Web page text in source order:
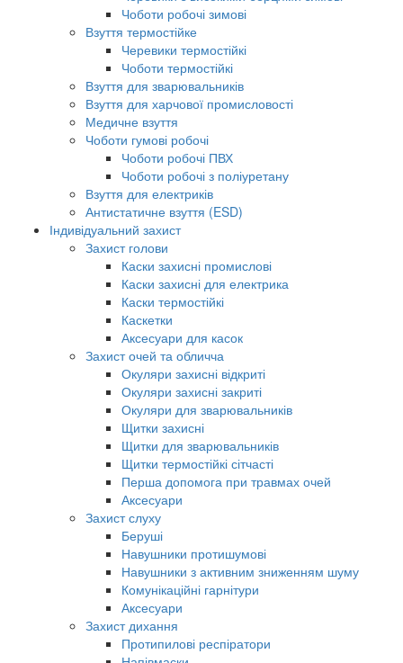
Чоботи робочі зимові
Взуття термостійке
Черевики термостійкі
Чоботи термостійкі
Взуття для зварювальників
Взуття для харчової промисловості
Медичне взуття
Чоботи гумові робочі
Чоботи робочі ПВХ
Чоботи робочі з поліуретану
Взуття для електриків
Антистатичне взуття (ESD)
Індивідуальний захист
Захист голови
Каски захисні промислові
Каски захисні для електрика
Каски термостійкі
Каскетки
Аксесуари для касок
Захист очей та обличча
Окуляри захисні відкриті
Окуляри захисні закриті
Окуляри для зварювальників
Щитки захисні
Щитки для зварювальників
Щитки термостійкі сітчасті
Перша допомога при травмах очей
Аксесуари
Захист слуху
Беруші
Навушники протишумові
Навушники з активним зниженням шуму
Комунікаційні гарнітури
Аксесуари
Захист дихання
Протипилові респіратори